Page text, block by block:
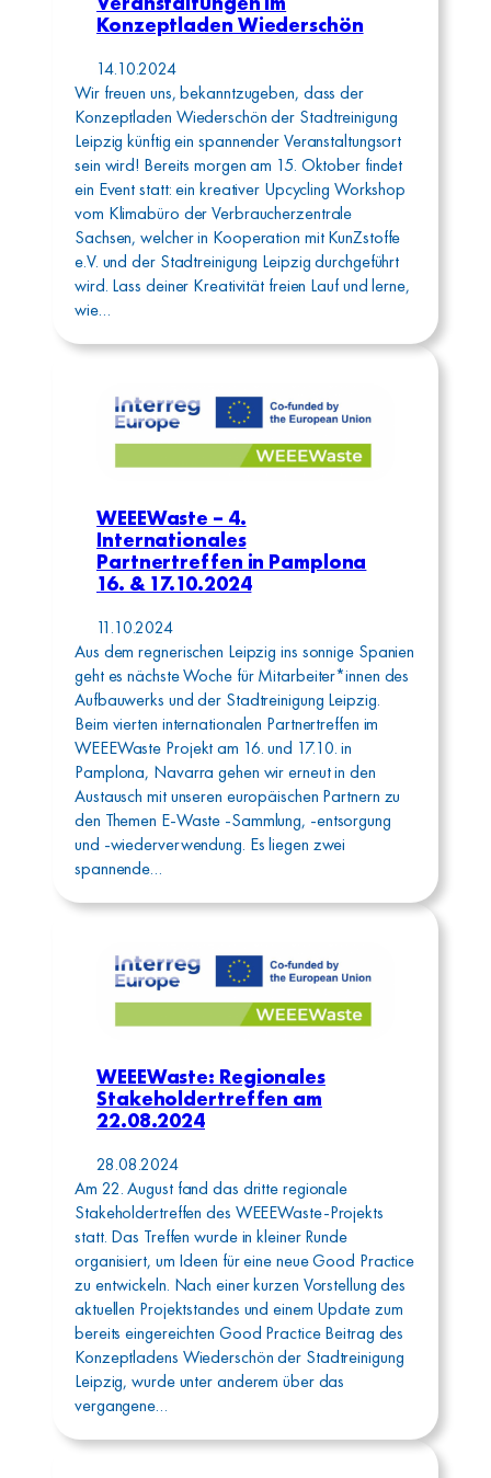
Konzeptladen Wiederschön
14.10.2024
Wir freuen uns, bekanntzugeben, dass der
Konzeptladen Wiederschön der Stadtreinigung
Leipzig künftig ein spannender Veranstaltungsort
sein wird! Bereits morgen am 15. Oktober findet
ein Event statt: ein kreativer Upcycling Workshop
vom Klimabüro der Verbraucherzentrale
Sachsen, welcher in Kooperation mit KunZstoffe
e.V. und der Stadtreinigung Leipzig durchgeführt
wird. Lass deiner Kreativität freien Lauf und lerne,
wie…
WEEEWaste – 4.
Internationales
Partnertreffen in Pamplona
16. & 17.10.2024
11.10.2024
Aus dem regnerischen Leipzig ins sonnige Spanien
geht es nächste Woche für Mitarbeiter*innen des
Aufbauwerks und der Stadtreinigung Leipzig.
Beim vierten internationalen Partnertreffen im
WEEEWaste Projekt am 16. und 17.10. in
Pamplona, Navarra gehen wir erneut in den
Austausch mit unseren europäischen Partnern zu
den Themen E-Waste -Sammlung, -entsorgung
und -wiederverwendung. Es liegen zwei
spannende…
WEEEWaste: Regionales
Stakeholdertreffen am
22.08.2024
28.08.2024
Am 22. August fand das dritte regionale
Stakeholdertreffen des WEEEWaste-Projekts
statt. Das Treffen wurde in kleiner Runde
organisiert, um Ideen für eine neue Good Practice
zu entwickeln. Nach einer kurzen Vorstellung des
aktuellen Projektstandes und einem Update zum
bereits eingereichten Good Practice Beitrag des
Konzeptladens Wiederschön der Stadtreinigung
Leipzig, wurde unter anderem über das
vergangene…